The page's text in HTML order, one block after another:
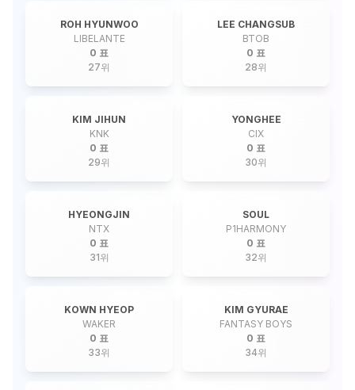
ROH HYUNWOO
LIBELANTE
0 표
27위
LEE CHANGSUB
BTOB
0 표
28위
KIM JIHUN
KNK
0 표
29위
YONGHEE
CIX
0 표
30위
HYEONGJIN
NTX
0 표
31위
SOUL
P1HARMONY
0 표
32위
KOWN HYEOP
WAKER
0 표
33위
KIM GYURAE
FANTASY BOYS
0 표
34위